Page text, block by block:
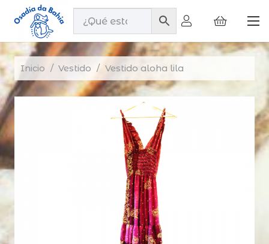
Inicio / Vestido / Vestido aloha lila